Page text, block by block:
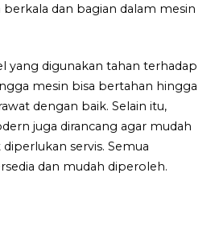
berkala dan bagian dalam mesin
yang digunakan tahan terhadap
mesin bisa bertahan hingga
dengan baik. Selain itu,
juga dirancang agar mudah
servis. Semua
dan mudah diperoleh.